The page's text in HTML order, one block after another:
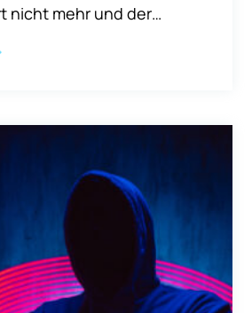
nicht mehr und der
reden, was geht: Drei